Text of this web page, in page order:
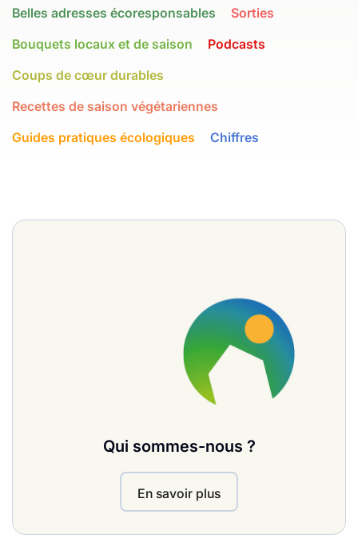
Belles adresses écoresponsables
Sorties
Bouquets locaux et de saison
Podcasts
Coups de cœur durables
Recettes de saison végétariennes
Guides pratiques écologiques
Chiffres
Qui sommes-nous ?
En savoir plus